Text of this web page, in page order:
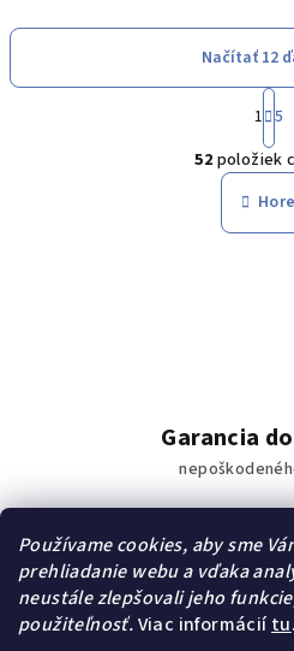
Používame cookies, aby sme
prehliadanie webu a vďaka
neustále zlepšovali jeho
použiteľnosť.Viac informáciítu.
O
v
l
á
v
k
y
ý
p
i
s
Načítať 12
S
t
r
á
n
k
o
1 5
52 položiek
Hore
Garancia
Cez 3000
po celom